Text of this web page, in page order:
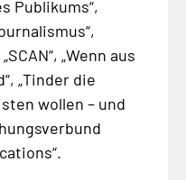
Publikums“,
„Wenn aus
„Tinder die
wollen – und